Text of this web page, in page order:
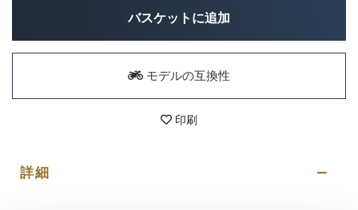
バスケットに追加
モデルの互換性
印刷
詳細